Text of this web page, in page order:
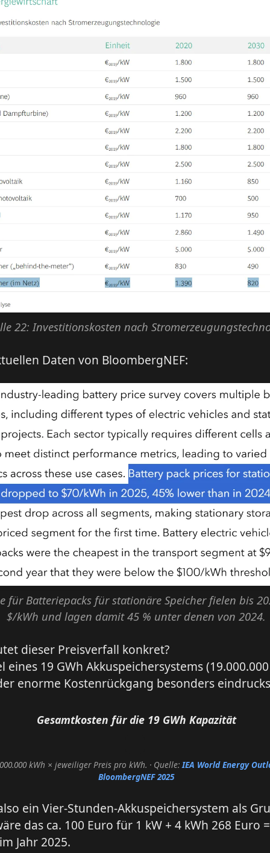
22: Investitionskosten nach
Daten von BloombergNEF:
für Batteriepacks für stationäre Speicher fielen bis
$/kWh und lagen damit 45 % unter denen von 2024.
dieser Preisverfall konkret?
eines 19 GWh Akkuspeichersystems
enorme Kostenrückgang besonders
Gesamtkosten für die 19 GWh Kapazität
kWh × jeweiliger Preis pro kWh. · Quelle:IEA World Energy
BloombergNEF 2025
ein Vier-Stunden-Akkuspeichersystem als
das ca. 100 Euro für 1 kW + 4 kWh 268 Euro
Jahr 2025.